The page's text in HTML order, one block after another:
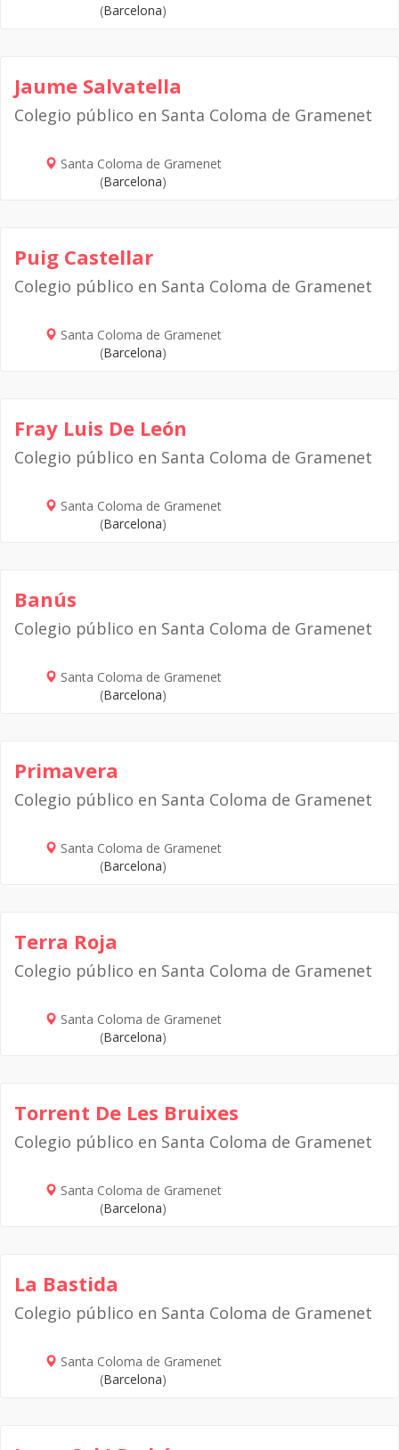
(Barcelona)
Jaume Salvatella
Colegio público en Santa Coloma de Gramenet
Santa Coloma de Gramenet
(Barcelona)
Puig Castellar
Colegio público en Santa Coloma de Gramenet
Santa Coloma de Gramenet
(Barcelona)
Fray Luis De León
Colegio público en Santa Coloma de Gramenet
Santa Coloma de Gramenet
(Barcelona)
Banús
Colegio público en Santa Coloma de Gramenet
Santa Coloma de Gramenet
(Barcelona)
Primavera
Colegio público en Santa Coloma de Gramenet
Santa Coloma de Gramenet
(Barcelona)
Terra Roja
Colegio público en Santa Coloma de Gramenet
Santa Coloma de Gramenet
(Barcelona)
Torrent De Les Bruixes
Colegio público en Santa Coloma de Gramenet
Santa Coloma de Gramenet
(Barcelona)
La Bastida
Colegio público en Santa Coloma de Gramenet
Santa Coloma de Gramenet
(Barcelona)